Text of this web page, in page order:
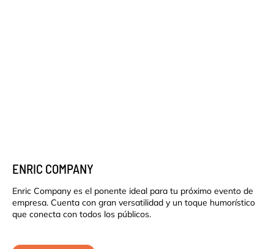
ENRIC COMPANY
Enric Company es el ponente ideal para tu próximo evento de
empresa. Cuenta con gran versatilidad y un toque humorístico
que conecta con todos los públicos.